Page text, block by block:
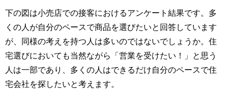
下の図は小売店での接客におけるアンケート結果です。多
くの人が自分のペースで商品を選びたいと回答しています
が、同様の考えを持つ人は多いのではないでしょうか。住
宅選びにおいても当然ながら「営業を受けたい！」と思う
人は一部であり、多くの人はできるだけ自分のペースで住
宅会社を探したいと考えます。